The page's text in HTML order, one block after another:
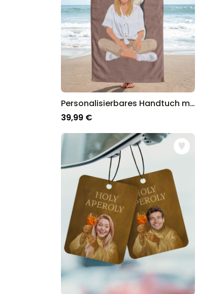
Personalisierbares Handtuch mit Illustration
39,99 €